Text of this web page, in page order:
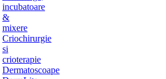
incubatoare
&
mixere
Criochirurgie
si
crioterapie
Dermatoscoape